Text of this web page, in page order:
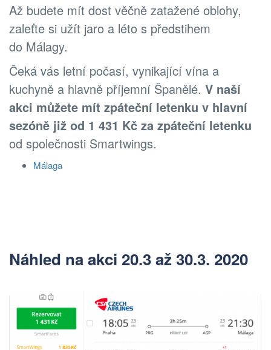
Až budete mít dost věčně zatažené oblohy,
zaleťte si užít jaro a léto s předstihem
do Málagy.
Čeká vás letní počasí, vynikající vína a
kuchyně a hlavně příjemní Španělé. V naší
akci můžete mít zpáteční letenku v hlavní
sezóně již od 1 431 Kč za zpáteční letenku
od společnosti Smartwings.
Málaga
Náhled na akci 20.3 až 30.3. 2020